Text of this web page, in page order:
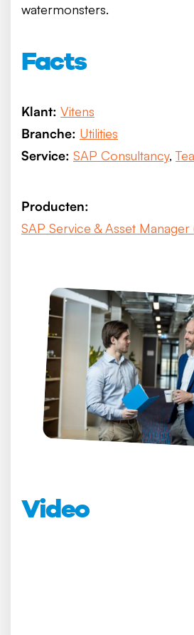
watermonsters.
Facts
Klant: Vitens
Branche: Utilities
Service: SAP Consultancy,
Producten:
SAP Service & Asset Manager
Video